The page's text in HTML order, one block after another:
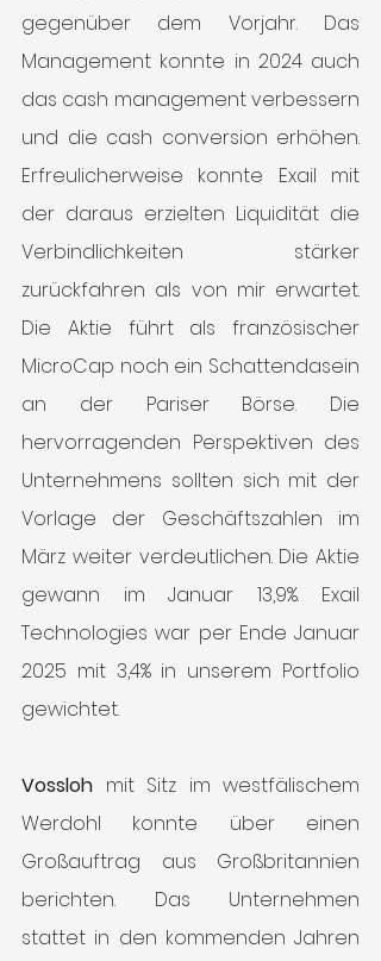
gegenüber dem Vorjahr. Das
Management konnte in 2024 auch
das cash management verbessern
und die cash conversion erhöhen.
Erfreulicherweise konnte Exail mit
der daraus erzielten Liquidität die
Verbindlichkeiten stärker
zurückfahren als von mir erwartet.
Die Aktie führt als französischer
MicroCap noch ein Schattendasein
an der Pariser Börse. Die
hervorragenden Perspektiven des
Unternehmens sollten sich mit der
Vorlage der Geschäftszahlen im
März weiter verdeutlichen. Die Aktie
gewann im Januar 13,9%. Exail
Technologies war per Ende Januar
2025 mit 3,4% in unserem Portfolio
gewichtet.
Vossloh mit Sitz im westfälischem
Werdohl konnte über einen
Großauftrag aus Großbritannien
berichten. Das Unternehmen
stattet in den kommenden Jahren